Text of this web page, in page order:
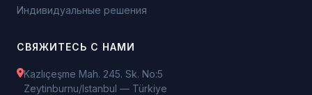
Индивидуальные решения
СВЯЖИТЕСЬ С НАМИ
Kazlıçeşme Mah. 245. Sk. No:5
Zeytinburnu/Istanbul — Türkiye